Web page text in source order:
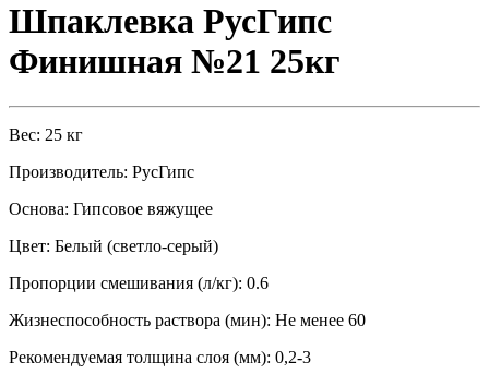
Шпаклевка РусГипс
Финишная №21 25кг
Вес: 25 кг
Производитель: РусГипс
Основа: Гипсовое вяжущее
Цвет: Белый (светло-серый)
Пропорции смешивания (л/кг): 0.6
Жизнеспособность раствора (мин): Не менее 60
Рекомендуемая толщина слоя (мм): 0,2-3